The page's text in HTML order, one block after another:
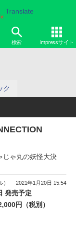
Translate
検索 Impressサイト
ク
じゃ丸の妖怪大決
） 2021年1月20日 15:54
発売予定
円（税別）